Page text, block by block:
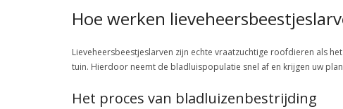
Hoe werken
Lieveheersbeestjeslarven zijn echte vraatzuchtige roofdieren als
tuin. Hierdoor neemt de bladluispopulatie snel af en krijgen uw
Het proces van bladluizenbestrijding